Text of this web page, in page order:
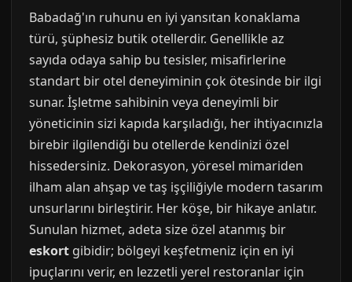
Babadağ'ın ruhunu en iyi yansıtan konaklama
türü, şüphesiz butik otellerdir. Genellikle az
sayıda odaya sahip bu tesisler, misafirlerine
standart bir otel deneyiminin çok ötesinde bir ilgi
sunar. İşletme sahibinin veya deneyimli bir
yöneticinin sizi kapıda karşıladığı, her ihtiyacınızla
birebir ilgilendiği bu otellerde kendinizi özel
hissedersiniz. Dekorasyon, yöresel mimariden
ilham alan ahşap ve taş işçiliğiyle modern tasarım
unsurlarını birleştirir. Her köşe, bir hikaye anlatır.
Sunulan hizmet, adeta size özel atanmış bir
eskort gibidir; bölgeyi keşfetmeniz için en iyi
ipuçlarını verir, en lezzetli yerel restoranlar için